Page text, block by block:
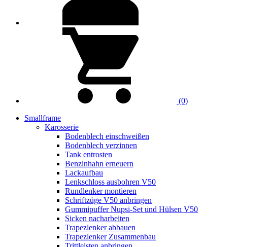
(0)
Smallframe
Karosserie
Bodenblech einschweißen
Bodenblech verzinnen
Tank entrosten
Benzinhahn erneuern
Lackaufbau
Lenkschloss ausbohren V50
Rundlenker montieren
Schriftzüge V50 anbringen
Gummipuffer Nupsi-Set und Hülsen V50
Sicken nacharbeiten
Trapezlenker abbauen
Trapezlenker Zusammenbau